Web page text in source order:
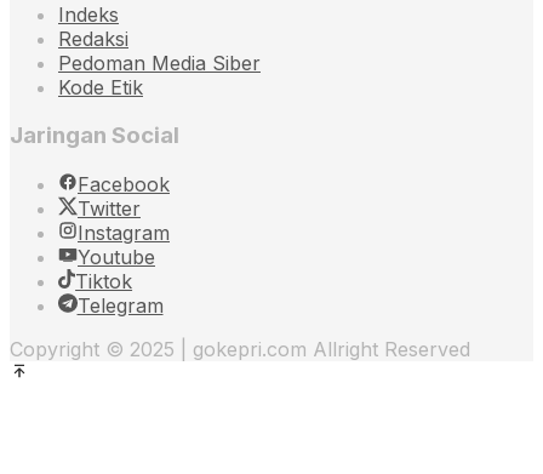
Indeks
Redaksi
Pedoman Media Siber
Kode Etik
Jaringan Social
Facebook
Twitter
Instagram
Youtube
Tiktok
Telegram
Copyright © 2025 | gokepri.com Allright Reserved